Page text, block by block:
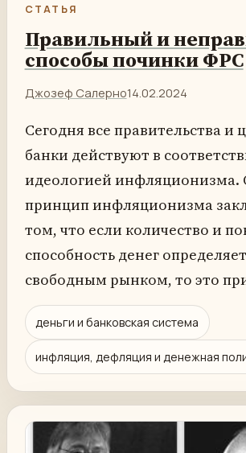
СТАТЬЯ
Правильный и
способы починки ФРС
Джозеф Салерно14.02.2024
Сегодня все правительства и
банки действуют в
идеологией инфляционизма.
принцип инфляционизма
том, что если количество и
способность денег
свободным рынком, то это
деньги и банковская система
инфляция, дефляция и денежная